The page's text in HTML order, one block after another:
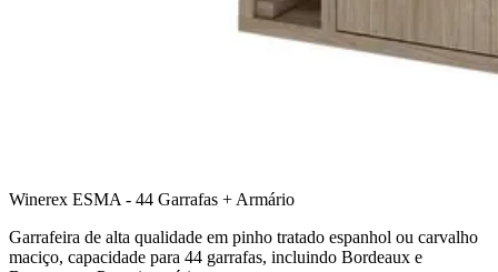
Winerex ESMA - 44 Garrafas + Armário
Garrafeira de alta qualidade em pinho tratado espanhol ou carvalho
maciço, capacidade para 44 garrafas, incluindo Bordeaux e